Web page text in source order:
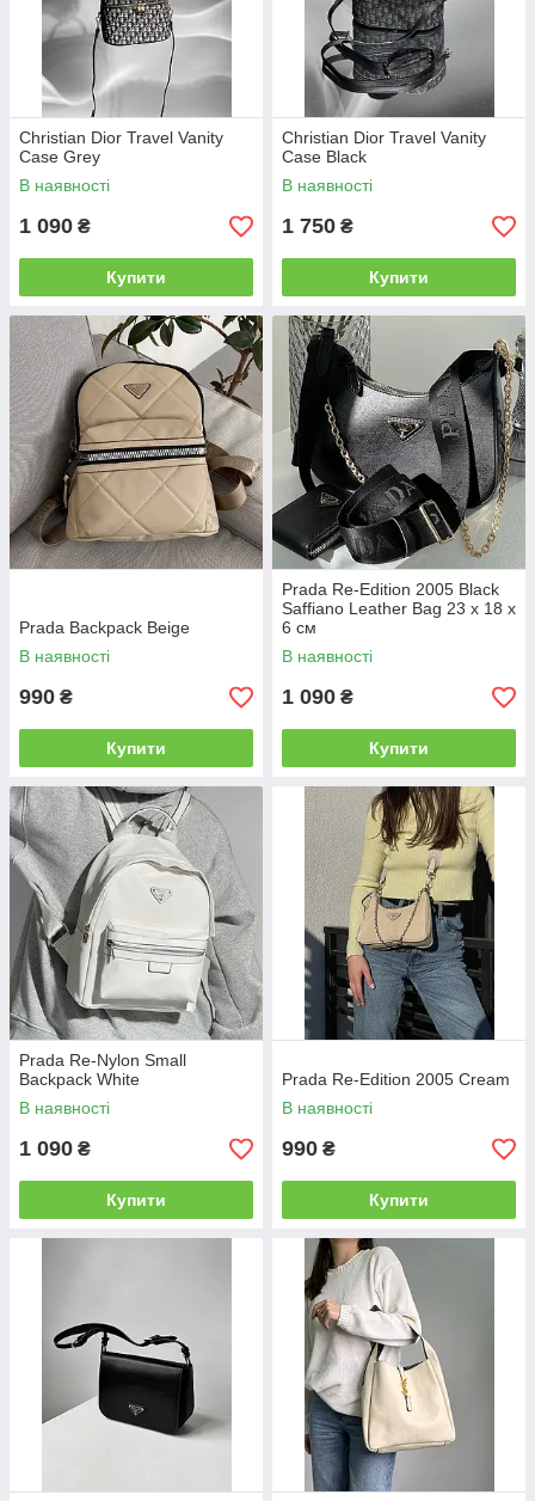
Christian Dior Travel Vanity
Case Grey
В наявності
1 090 ₴
Купити
Christian Dior Travel Vanity
Case Black
В наявності
1 750 ₴
Купити
Prada Backpack Beige
В наявності
990 ₴
Купити
Prada Re-Edition 2005 Black
Saffiano Leather Bag 23 х 18 х
6 см
В наявності
1 090 ₴
Купити
Prada Re-Nylon Small
Backpack White
В наявності
1 090 ₴
Купити
Prada Re-Edition 2005 Cream
В наявності
990 ₴
Купити